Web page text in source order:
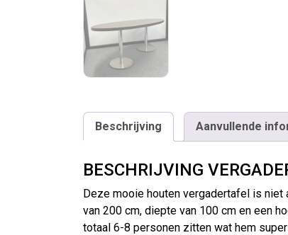
Beschrijving Aanvullende
BESCHRIJVING
Deze mooie houten vergadertafel is
van 200 cm, diepte van 100 cm en een
totaal 6-8 personen zitten wat hem